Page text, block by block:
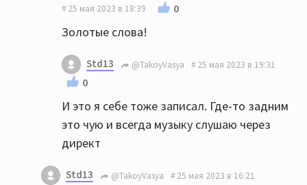
25 мая 2023 в 18:39
0
Золотые слова!
Std13 @TakoyVasya 25 мая 2023 в 19:31
0
И это я себе тоже записал. Где-то задним
это чую и всегда музыку слушаю через
директ
Std13 @TakoyVasya 25 мая 2023 в 16:21